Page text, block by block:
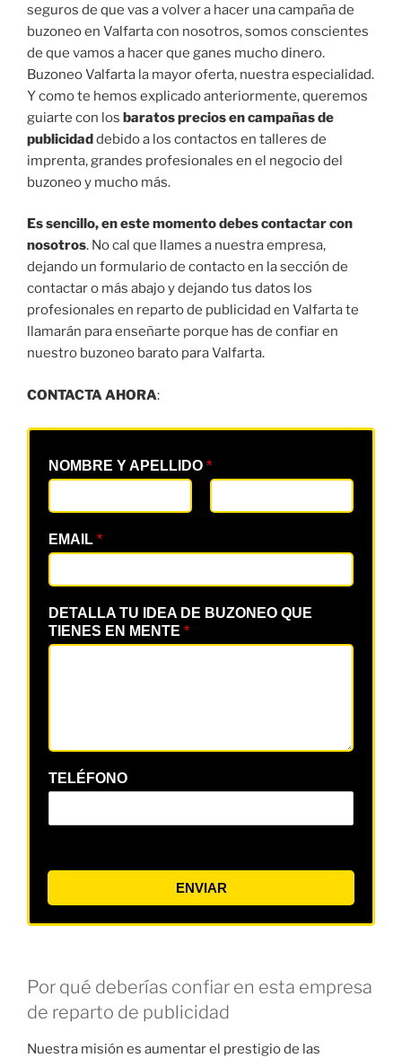
seguros de que vas a volver a hacer una campaña de
buzoneo en Valfarta con nosotros, somos conscientes
de que vamos a hacer que ganes mucho dinero.
Buzoneo Valfarta la mayor oferta, nuestra especialidad.
Y como te hemos explicado anteriormente, queremos
guiarte con los baratos precios en campañas de
publicidaddebido a los contactos en talleres de
imprenta, grandes profesionales en el negocio del
buzoneo y mucho más.
Es sencillo, en este momento debes contactar con
nosotros. No cal que llames a nuestra empresa,
dejando un formulario de contacto en la sección de
contactar o más abajo y dejando tus datos los
profesionales en reparto de publicidad en Valfarta te
llamarán para enseñarte porque has de confiar en
nuestro buzoneo barato para Valfarta.
CONTACTA AHORA:
NOMBRE Y APELLIDO *
EMAIL *
DETALLA TU IDEA DE BUZONEO QUE
TIENES EN MENTE *
TELÉFONO
ENVIAR
Por qué deberías confiar en esta empresa
de reparto de publicidad
Nuestra misión es aumentar el prestigio de las